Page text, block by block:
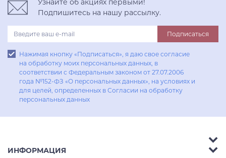
Узнайте об акциях первыми!
Подпишитесь на нашу рассылку.
Подписаться
Нажимая кнопку «Подписаться», я даю свое согласие
на обработку моих персональных данных, в
соответствии с Федеральным законом от 27.07.2006
года №152-ФЗ «О персональных данных», на условиях и
для целей, определенных в Согласии на обработку
персональных данных
Аксессуары
ИНФОРМАЦИЯ